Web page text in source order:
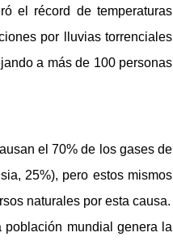
el récord de temperaturas
por lluvias torrenciales
a más de 100 personas
el 70% de los gases de
25%), pero estos mismos
naturales por esta causa.
población mundial genera la